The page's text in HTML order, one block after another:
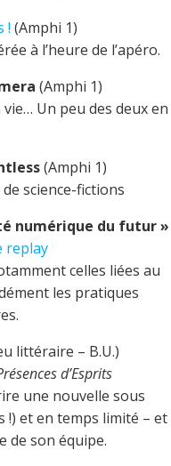
! (Amphi 1)
à l’heure de l’apéro.
(Amphi 1)
vie… Un peu des deux en
(Amphi 1)
science-fictions
numérique du futur »
replay
celles liées au
les pratiques
littéraire – B.U.)
d’Esprits
une nouvelle sous
et en temps limité – et
de son équipe.